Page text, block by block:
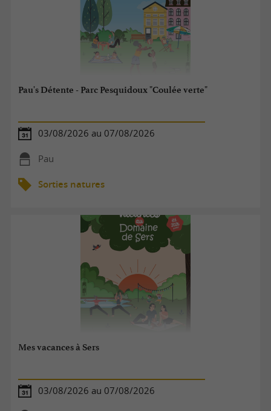
Pau's Détente - Parc Pesquidoux "Coulée verte"
03/08/2026 au 07/08/2026
Pau
Sorties natures
Mes vacances à Sers
03/08/2026 au 07/08/2026